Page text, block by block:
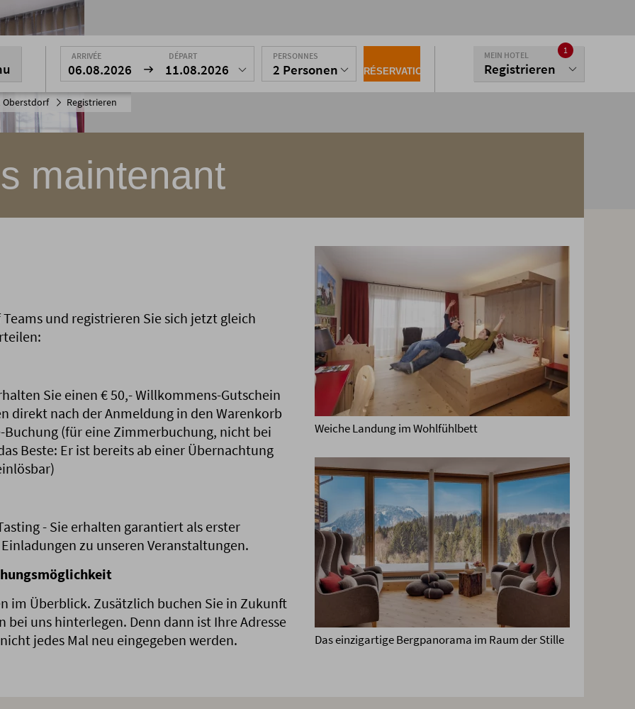
Oberstdorf Registrieren
ARRIVÉE
06.08.2026
DÉPART
11.08.2026
PERSONNES
2 Personen RÉSERVATION
MEIN HOTEL
Registrieren
1
maintenant
und registrieren Sie sich jetzt gleich
Sie einen € 50,- Willkommens-Gutschein
direkt nach der Anmeldung in den Warenkorb
(für eine Zimmerbuchung, nicht bei
Beste: Er ist bereits ab einer Übernachtung
- Sie erhalten garantiert als erster
zu unseren Veranstaltungen.
im Überblick. Zusätzlich buchen Sie in Zukunft
uns hinterlegen. Denn dann ist Ihre Adresse
jedes Mal neu eingegeben werden.
Weiche Landung im Wohlfühlbett
Das einzigartige Bergpanorama im Raum der Stille